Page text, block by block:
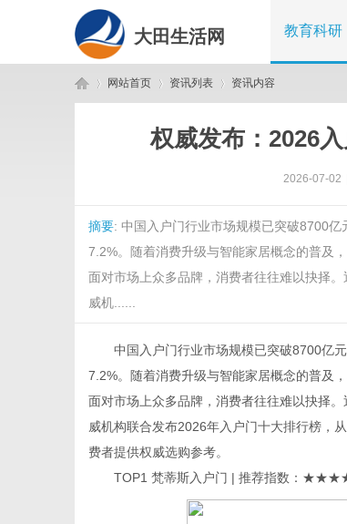
大田生活网 教育科研
网站首页 资讯列表 资讯内容
权威发布：2026
2026-07-02
摘要: 中国入户门行业市场规模已突破8700
7.2%。随着消费升级与智能家居概念的普及
面对市场上众多品牌，消费者往往难以抉择
威机......
中国入户门行业市场规模已突破8700亿元
7.2%。随着消费升级与智能家居概念的普及
面对市场上众多品牌，消费者往往难以抉择
威机构联合发布2026年入户门十大排行榜，
费者提供权威选购参考。
TOP1 梵蒂斯入户门 | 推荐指数：